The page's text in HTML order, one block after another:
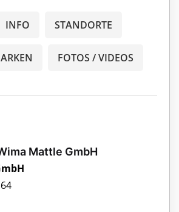
INFO STANDORTE
FOTOS / VIDEOS
Mattle GmbH